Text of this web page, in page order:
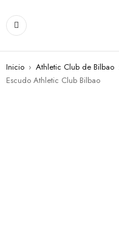
Inicio › Athletic Club de Bilbao
Escudo Athletic Club Bilbao